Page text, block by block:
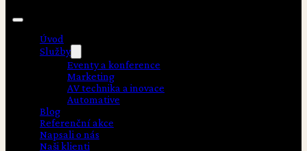
Úvod
Služby
Eventy a konference
Marketing
AV technika a inovace
Automative
Blog
Referenční akce
Napsali o nás
Naši klienti